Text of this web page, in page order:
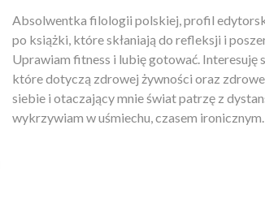
Absolwentka filologii polskiej, profil
po książki, które skłaniają do refleksji i
Uprawiam fitness i lubię gotować. Interesuję
które dotyczą zdrowej żywności oraz
siebie i otaczający mnie świat patrzę z
wykrzywiam w uśmiechu, czasem ironicznym.